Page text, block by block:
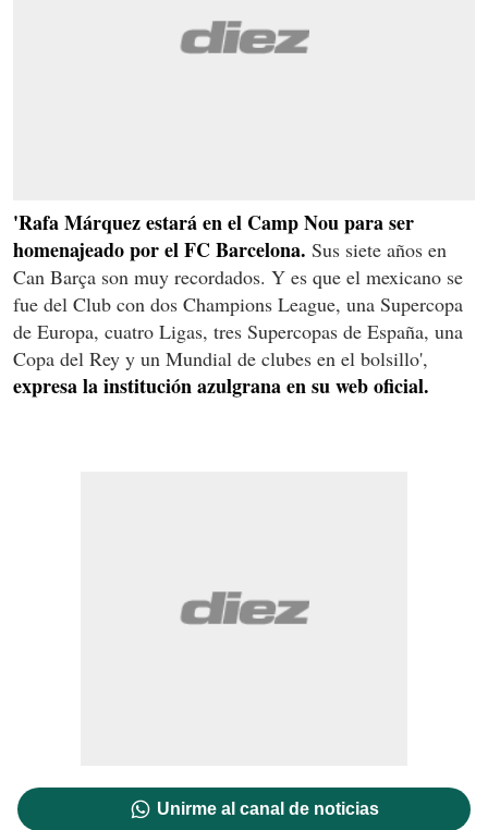
'Rafa Márquez estará en el Camp Nou para ser
homenajeado por el FC Barcelona. Sus siete años en
Can Barça son muy recordados. Y es que el mexicano se
fue del Club con dos Champions League, una Supercopa
de Europa, cuatro Ligas, tres Supercopas de España, una
Copa del Rey y un Mundial de clubes en el bolsillo',
expresa la institución azulgrana en su web oficial.
Unirme al canal de noticias